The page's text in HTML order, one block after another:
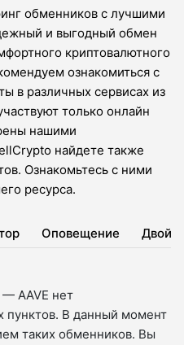
обменников с лучшими
и выгодный обмен
криптовалютного
ознакомиться с
в различных сервисах из
только онлайн
нашими
найдете также
Ознакомьтесь с ними
ресурса.
Оповещение
AAVE нет
пунктов. В данный момент
таких обменников. Вы